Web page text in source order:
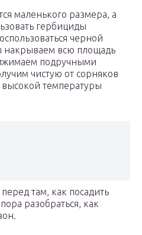
маленького размера, а
гербициды
черной
накрываем всю площадь
подручными
чистую от сорняков
высокой температуры
там, как посадить
разобраться, как